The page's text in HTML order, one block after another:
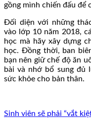
gồng mình chiến đấu
Đối diện với những
vào lớp 10 năm 2018,
học mà hãy xây dựng
học. Đồng thời, ban
bạn nên giữ chế độ ăn
bài và nhớ bổ sung đủ
sức khỏe cho bản thân.
Sinh viên sẽ phải “vắt